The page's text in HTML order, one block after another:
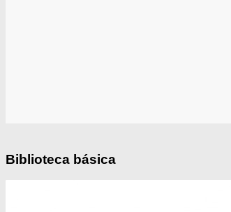
Biblioteca básica